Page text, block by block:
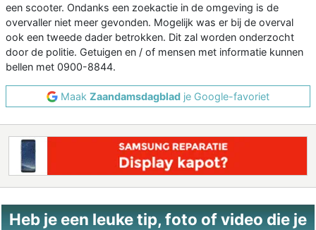
een scooter. Ondanks een zoekactie in de omgeving is de
overvaller niet meer gevonden. Mogelijk was er bij de overval
ook een tweede dader betrokken. Dit zal worden onderzocht
door de politie. Getuigen en / of mensen met informatie kunnen
bellen met 0900-8844.
Maak Zaandamsdagblad je Google-favoriet
Heb je een leuke tip, foto of video die je